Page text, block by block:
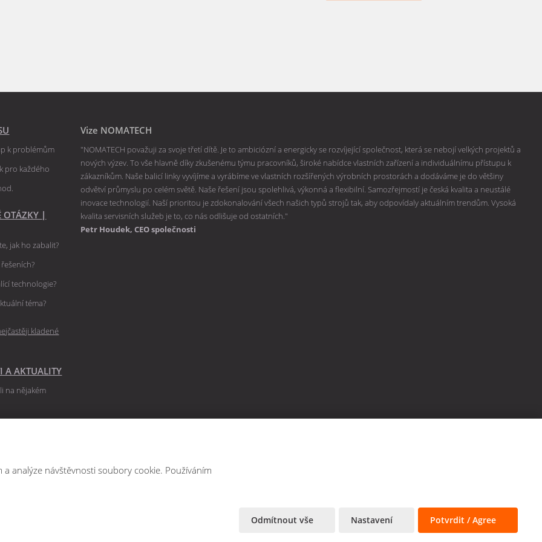
k problémům
pro každého
OTÁZKY |
jak ho zabalit?
technologie?
téma?
kladené
A AKTUALITY
na nějakém
balicích
Vize NOMATECH
"NOMATECH považuji za svoje třetí dítě. Je to ambiciózní a energicky se rozvíjející společnost, která se nebojí velkých projektů a
nových výzev. To vše hlavně díky zkušenému týmu pracovníků, široké nabídce vlastních zařízení a individuálnímu přístupu k
zákazníkům. Naše balicí linky vyvíjíme a vyrábíme ve vlastních rozšířených výrobních prostorách a dodáváme je do většiny
odvětví průmyslu po celém světě. Naše řešení jsou spolehlivá, výkonná a flexibilní. Samozřejmostí je česká kvalita a neustálé
inovace technologií. Naší prioritou je zdokonalování všech našich typů strojů tak, aby odpovídaly aktuálním trendům. Vysoká
kvalita servisních služeb je to, co nás odlišuje od ostatních."
Petr Houdek, CEO společnosti
analýze návštěvnosti soubory cookie. Používáním
Odmítnout vše Nastavení Potvrdit / Agree